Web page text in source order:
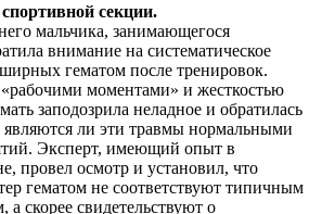
секции.
мальчика, занимающегося
внимание на систематическое
гематом после тренировок.
«рабочими моментами» и жесткостью
заподозрила неладное и обратилась
ли эти травмы нормальными
Эксперт, имеющий опыт в
провел осмотр и установил, что
гематом не соответствуют типичным
скорее свидетельствуют о